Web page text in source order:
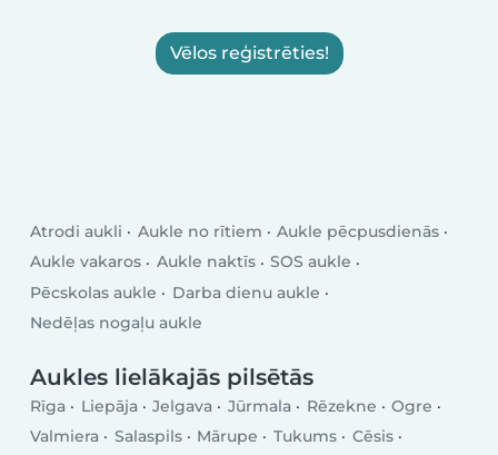
Vēlos reģistrēties!
Atrodi aukli Aukle no rītiem
Aukle pēcpusdienās
Aukle vakaros
Aukle naktīs
SOS aukle
Pēcskolas aukle
Darba dienu aukle
Nedēļas nogaļu aukle
Aukles lielākajās pilsētās
Rīga Liepāja Jelgava Jūrmala Rēzekne
Ogre
Valmiera
Salaspils Mārupe Tukums
Cēsis